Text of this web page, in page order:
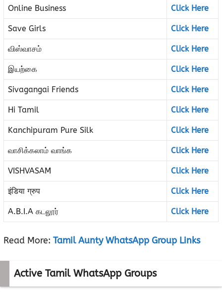
Online Business Click Here
Save Girls Click Here
விஸ்வாசம் Click Here
இயற்கை Click Here
Sivagangai Friends Click Here
Hi Tamil Click Here
Kanchipuram Pure Silk Click Here
வாசிக்கலாம் வாங்க Click Here
VISHVASAM Click Here
इंडिया ग्रुप Click Here
A.B.I.A கடலூர் Click Here
Read More: Tamil Aunty WhatsApp Group Links
Active Tamil WhatsApp Groups